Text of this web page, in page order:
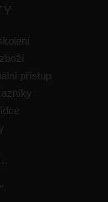
přístup